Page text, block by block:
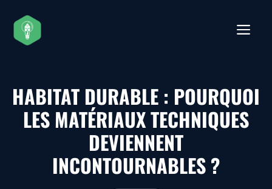
contenu
HABITAT DURABLE : POURQUOI
LES MATÉRIAUX TECHNIQUES
DEVIENNENT
INCONTOURNABLES ?